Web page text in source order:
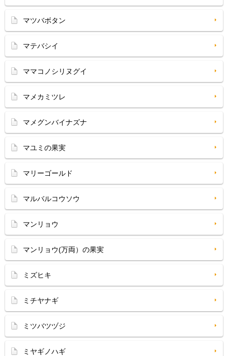
マツバボタン
マテバシイ
ママコノシリヌグイ
マメカミツレ
マメグンバイナズナ
マユミの果実
マリーゴールド
マルバルコウソウ
マンリョウ
マンリョウ(万両）の果実
ミズヒキ
ミチヤナギ
ミツバツヅジ
ミヤギノハギ